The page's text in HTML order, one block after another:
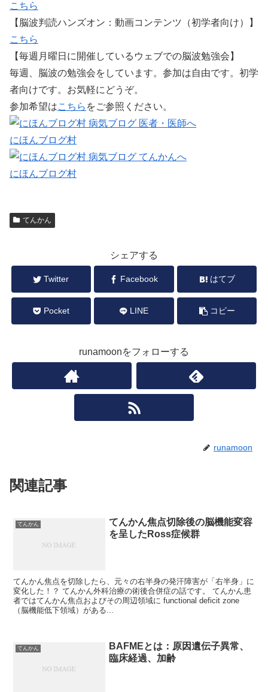
こちら
【脳波判読ハンズオン：動画コンテンツ（初学者向け）】
こちら
【毎週月曜日に開催しているウェブでの脳波勉強会】
毎週、脳波の勉強会をしています。参加は自由です。初学
者向けです。お気軽にどうぞ。
参加希望はこちら をご参照ください。
にほんブログ村
にほんブログ村
てんかん
シェアする
Twitter Facebook はてブ
Pocket LINE コピー
runamoonをフォローする
runamoon
関連記事
てんかん
てんかん焦点切除後の脳機能変容
を呈したRoss症候群
てんかん焦点を切除したら、元々の右半身の発汗障害が「右半身」に
変化した！？ てんかん外科治療の術後合併症の話です。 てんかん患
者ではてんかん焦点およびその周辺領域に functional deficit zone
（脳機能低下領域）がある...
てんかん
BAFMEとは：原因遺伝子異常、
臨床経過、加齢